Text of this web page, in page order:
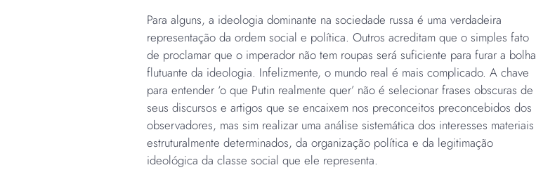
Para alguns, a ideologia dominante na sociedade russa é uma verdadeira
representação da ordem social e política. Outros acreditam que o simples fato
de proclamar que o imperador não tem roupas será suficiente para furar a bolha
flutuante da ideologia. Infelizmente, o mundo real é mais complicado. A chave
para entender ‘o que Putin realmente quer’ não é selecionar frases obscuras de
seus discursos e artigos que se encaixem nos preconceitos preconcebidos dos
observadores, mas sim realizar uma análise sistemática dos interesses materiais
estruturalmente determinados, da organização política e da legitimação
ideológica da classe social que ele representa.